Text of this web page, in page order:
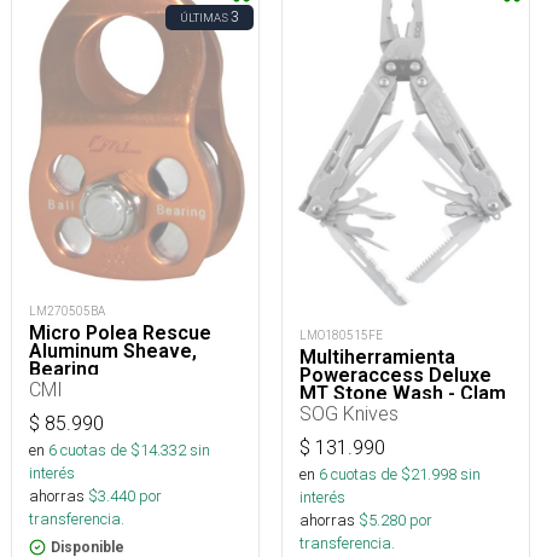
ÚLTIMAS3
LM270505BA
Micro Polea Rescue
Aluminum Sheave,
Bearing
CMI
$ 85.990
en 6cuotas de $14.332sin
interés
ahorras $3.440 por
transferencia.
Disponible
LMO180515FE
Multiherramienta
Poweraccess Deluxe
MT Stone Wash - Clam
Pack
SOG Knives
$ 131.990
en 6cuotas de $21.998sin
interés
ahorras $5.280 por
transferencia.